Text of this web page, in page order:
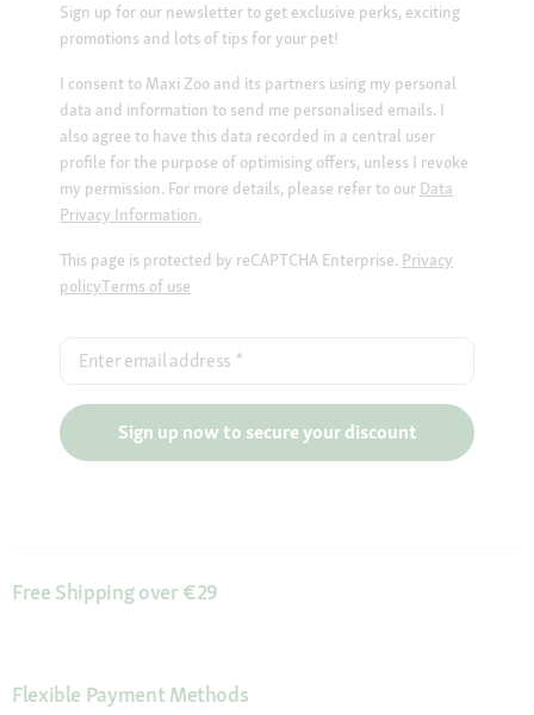
Sign up for our newsletter to get exclusive perks, exciting
promotions and lots of tips for your pet!
I consent to Maxi Zoo and its partners using my personal
data and information to send me personalised emails. I
also agree to have this data recorded in a central user
profile for the purpose of optimising offers, unless I revoke
my permission. For more details, please refer to our Data
Privacy Information.
This page is protected by reCAPTCHA Enterprise. Privacy
policyTerms of use
Enter email address *
Sign up now to secure your discount
Free Shipping over €29
Flexible Payment Methods